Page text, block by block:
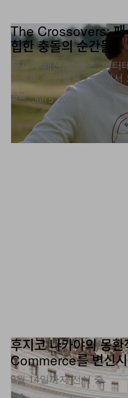
골프
The Crossovers: 패
힙한 충돌의 순간들
골프가 패션, 스포츠, 엔터
스오버 순간들을 계속해서
Jun 5, 2026
후지코 나카야의 몽
Commerce를 변신
9월 14일까지 전시 중.